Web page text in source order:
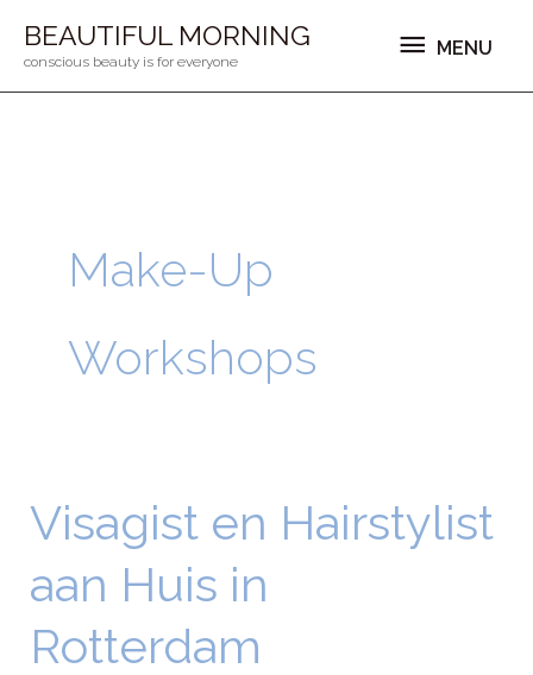
naarBEAUTIFUL MORNING
conscious beauty is for everyone
MENU
MENU
Make-Up
Workshops
Visagist en Hairstylist
aan Huis in
Rotterdam
Visagist
en
Hairstylist
Huis